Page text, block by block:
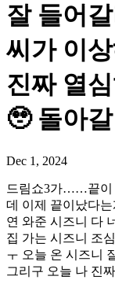
잘 들어
씨가 이
진짜 열
🥹 돌아
Dec 1, 2024
드림쇼3가……끝이
데 이제 끝이났다
연 와준 시즈니 다
집 가는 시즈니 조
ㅜ 오늘 온 시즈니
그리구 오늘 나 진